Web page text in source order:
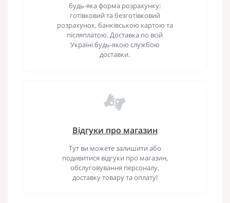
будь-яка форма розрахунку:
готівковий та безготівковий
розрахунок, банківською картою та
післяплатою. Доставка по всій
Україні будь-якою службою
доставки.
Відгуки про магазин
Тут ви можете залишити або
подивитися відгуки про магазин,
обслуговування персоналу,
доставку товару та оплату!